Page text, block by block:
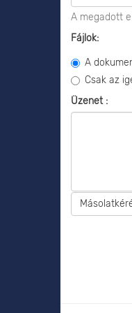
A megadott
Fájlok:
A
Csak az
Üzenet :